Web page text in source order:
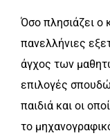
Όσο πλησιάζει ο
πανελλήνιες
άγχος των
επιλογές
παιδιά και οι
το